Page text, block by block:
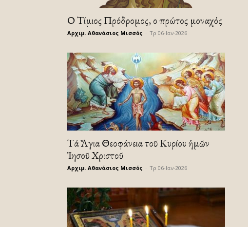
Ο Τίμιος Πρόδρομος, ο πρώτος μοναχός
Αρχιμ. Αθανάσιος Μισσός Τρ 06-Ιαν-2026
Τά Ἅγια Θεοφάνεια τοῦ Κυρίου ἡμῶν
Ἰησοῦ Χριστοῦ
Αρχιμ. Αθανάσιος Μισσός Τρ 06-Ιαν-2026